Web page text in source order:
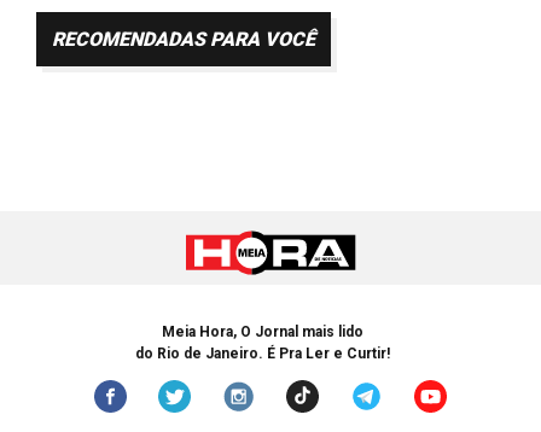
RECOMENDADAS PARA VOCÊ
Meia Hora, O Jornal mais lido
do Rio de Janeiro. É Pra Ler e Curtir!